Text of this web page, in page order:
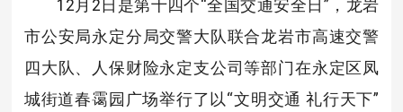
12月2日是第十四个“全国交通安全日”，龙岩
市公安局永定分局交警大队联合龙岩市高速交警
四大队、人保财险永定支公司等部门在永定区凤
城街道春霭园广场举行了以“文明交通 礼行天下”